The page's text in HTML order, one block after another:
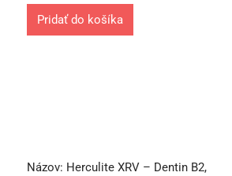
Pridať do košíka
Názov: Herculite XRV – Dentin B2,